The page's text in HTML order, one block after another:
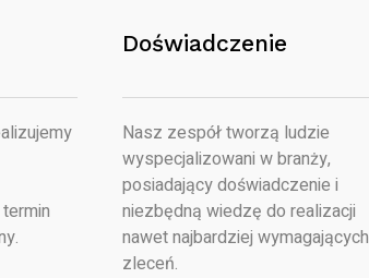
Doświadczenie
Nasz zespół tworzą ludzie
wyspecjalizowani w branży,
posiadający doświadczenie i
niezbędną wiedzę do realizacji
nawet najbardziej wymagających
zleceń.